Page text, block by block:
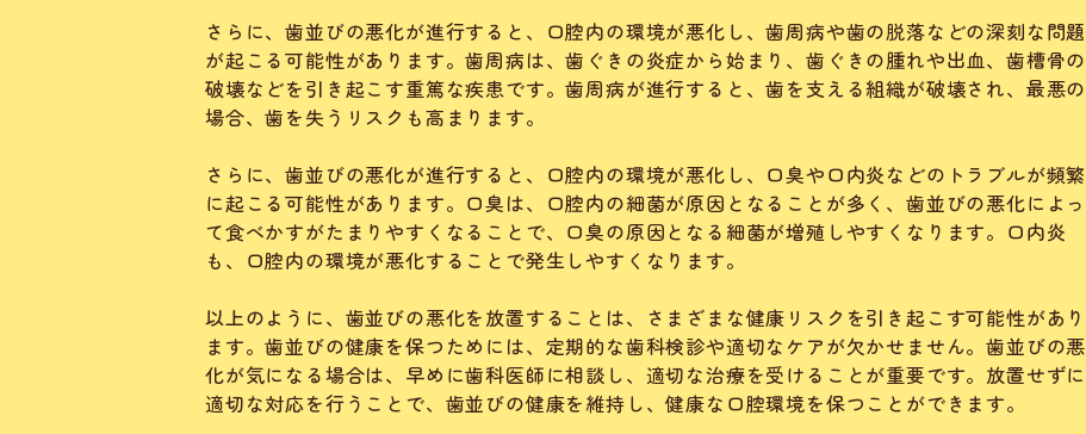
さらに、歯並びの悪化が進行すると、口腔内の環境が悪化し、歯周病や歯の脱落などの深刻な問題
が起こる可能性があります。歯周病は、歯ぐきの炎症から始まり、歯ぐきの腫れや出血、歯槽骨の
破壊などを引き起こす重篤な疾患です。歯周病が進行すると、歯を支える組織が破壊され、最悪の
場合、歯を失うリスクも高まります。
さらに、歯並びの悪化が進行すると、口腔内の環境が悪化し、口臭や口内炎などのトラブルが頻繁
に起こる可能性があります。口臭は、口腔内の細菌が原因となることが多く、歯並びの悪化によっ
て食べかすがたまりやすくなることで、口臭の原因となる細菌が増殖しやすくなります。口内炎
も、口腔内の環境が悪化することで発生しやすくなります。
以上のように、歯並びの悪化を放置することは、さまざまな健康リスクを引き起こす可能性があり
ます。歯並びの健康を保つためには、定期的な歯科検診や適切なケアが欠かせません。歯並びの悪
化が気になる場合は、早めに歯科医師に相談し、適切な治療を受けることが重要です。放置せずに
適切な対応を行うことで、歯並びの健康を維持し、健康な口腔環境を保つことができます。